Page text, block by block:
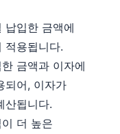
납입한 금액에
적용됩니다.
금액과 이자에
되어, 이자가
산됩니다.
더 높은